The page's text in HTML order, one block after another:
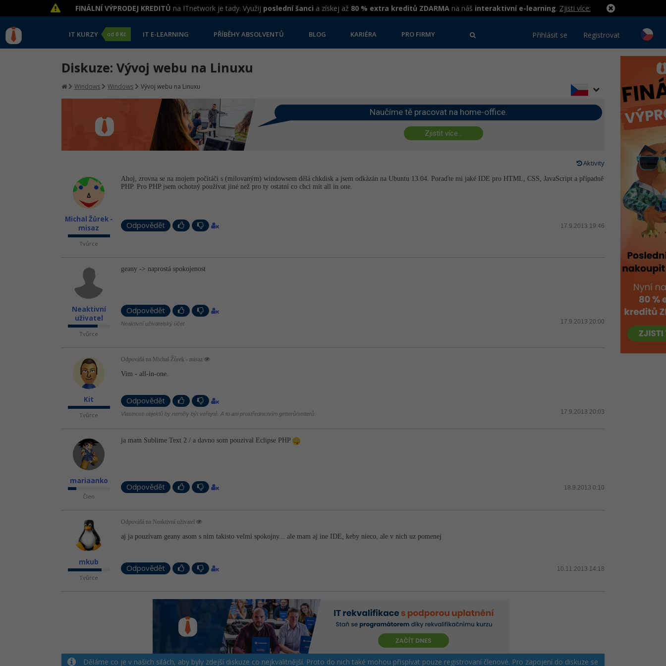
FINÁLNÍ VÝPRODEJ KREDITŮ na ITnetwork je tady. Využij poslední šanci a získej až 80 % extra kreditů ZDARMA na náš interaktivní e-learning. Zjisti více:
IT KURZY od 0 Kč IT E-LEARNING PŘÍBĚHY ABSOLVENTŮ BLOG KARIÉRA PRO FIRMY Přihlásit se Registrovat
Diskuze: Vývoj webu na Linuxu
Windows Windows Vývoj webu na Linuxu
Naučíme tě pracovat na home-office.
Zjistit více...
Aktivity
Michal Žůrek -
misaz
Tvůrce
Ahoj, zrovna se na mojem počítáči s (milovaným) windowsem dělá chkdisk a jsem odkázán na Ubuntu 13.04. Poraďte mi jaké IDE pro HTML, CSS, JavaScript a případně
PHP. Pro PHP jsem ochotný používat jiné než pro ty ostatní co chci mít all in one.
Odpovědět 17.9.2013 19:46
Neaktivní
uživatel
Tvůrce
geany -> naprostá spokojenost
Odpovědět
17.9.2013 20:00
Neaktivní uživatelský účet
Kit
Tvůrce
Odpovídá na Michal Žůrek - misaz
Vim - all-in-one.
Odpovědět
17.9.2013 20:03
Vlastnosti objektů by neměly být veřejné. A to ani prostřednictvím getterů/setterů.
mariaanko
Člen
ja mam Sublime Text 2 / a davno som pouzival Eclipse PHP
Odpovědět 18.9.2013 0:10
mkub
Tvůrce
Odpovídá na Neaktivní uživatel
aj ja pouzivam geany asom s nim takisto velmi spokojny... ale mam aj ine IDE, keby nieco, ale v nich uz pomenej
Odpovědět 10.11.2013 14:18
Děláme co je v našich silách, aby byly zdejší diskuze co nejkvalitnější. Proto do nich také mohou přispívat pouze registrovaní členové. Pro zapojení do diskuze se